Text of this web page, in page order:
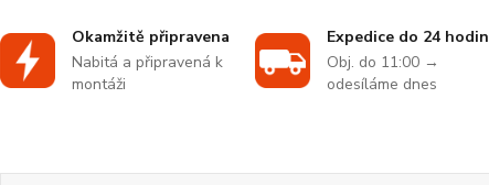
Okamžitě připravena
Nabitá a připravená k
montáži
Expedice do 24 hodin
Obj. do 11:00 →
odesíláme dnes